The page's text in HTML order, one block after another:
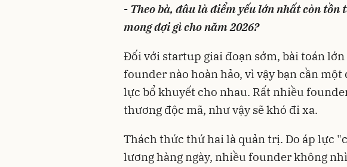
- Theo bà, đâu là điểm yếu lớn nhất còn tồn
mong đợi gì cho năm 2026?
Đối với startup giai đoạn sớm, bài toán
founder nào hoàn hảo, vì vậy bạn cần
lực bổ khuyết cho nhau. Rất nhiều
thương độc mã, như vậy sẽ khó đi xa.
Thách thức thứ hai là quản trị. Do áp lực
lương hàng ngày, nhiều founder không